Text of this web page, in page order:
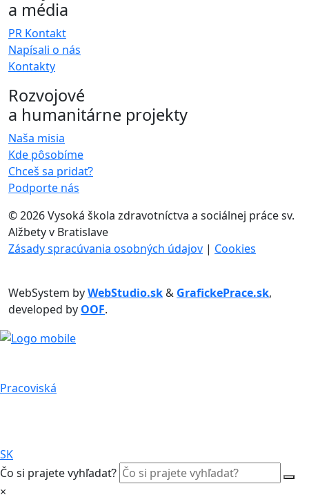
a média
PR Kontakt
Napísali o nás
Kontakty
Rozvojové
a humanitárne projekty
Naša misia
Kde pôsobíme
Chceš sa pridať?
Podporte nás
©2026 Vysoká škola zdravotníctva a sociálnej práce sv.
Alžbety v Bratislave
Zásady spracúvania osobných údajov | Cookies
WebSystem byWebStudio.sk& GrafickePrace.sk,
developed by OOF.
Pracoviská
SK
Čo si prajete vyhľadať?
×